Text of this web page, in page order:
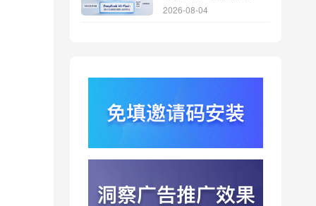
座模型重塑长尾应用全
2026-08-04
行云科技算力订单超154
亿？底座产能扩张激活
AI应用多终端流转新周
2026-08-04
苹果带摄像头的 AirPods
爆硬件分发与全渠道归
因升级
2026-08-03